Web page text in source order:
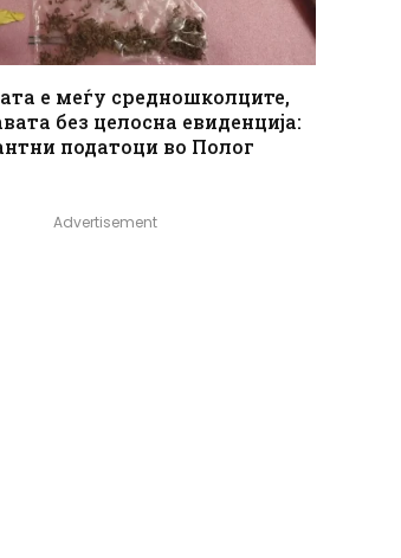
e меѓу средношколците,
без целосна евиденција:
податоци во Полог
Advertisement